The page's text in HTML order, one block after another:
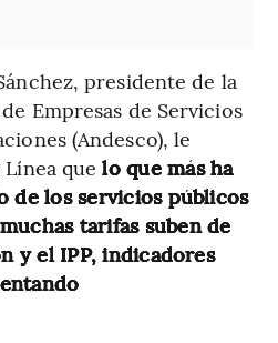
presidente de la
Empresas de Servicios
(Andesco), le
Línea quelo que más ha
de los servicios públicos
tarifas suben de
y el IPP, indicadores